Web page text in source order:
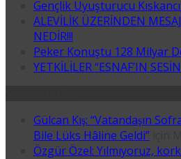
Gençlik Uyuşturucu
ALEVİLİK ÜZERİNDEN
NEDİR!!!
Peker Konuştu 128 Milyar
YETKİLİLER “ESNAF’IN
Gülcan Kış: “Vatandaşın
Bile Lüks Hâline Geldi”
Özgür Özel: Yılmıyoruz,